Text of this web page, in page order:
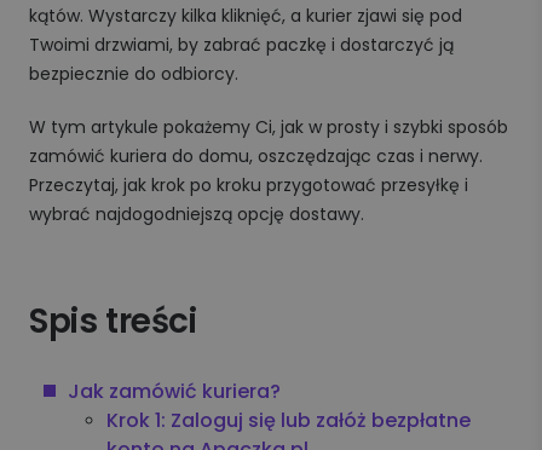
kątów. Wystarczy kilka kliknięć, a kurier zjawi się pod
Twoimi drzwiami, by zabrać paczkę i dostarczyć ją
bezpiecznie do odbiorcy.
W tym artykule pokażemy Ci, jak w prosty i szybki sposób
zamówić kuriera do domu, oszczędzając czas i nerwy.
Przeczytaj, jak krok po kroku przygotować przesyłkę i
wybrać najdogodniejszą opcję dostawy.
Spis treści
Jak zamówić kuriera?
Krok 1: Zaloguj się lub załóż bezpłatne